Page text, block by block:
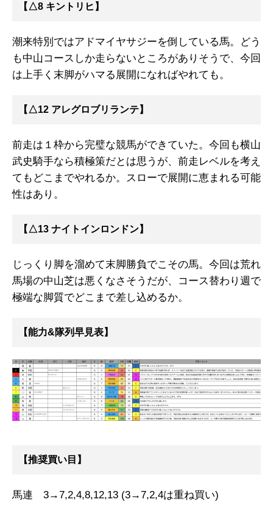
【△8 キントリヒ】
潮来特別ではアドマイヤサジーを倒している馬。どう
も中山コースしか走らないところがありそうで、今回
は上手く末脚がハマる展開になればやれても。
【△12 アレグロブリランテ】
前走は１枠から完璧な競馬ができていた。今回も横山
武史騎手なら積極策だとは思うが、前走レベルを考え
てもどこまでやれるか。スローで展開に恵まれる可能
性はあり。
【△13 ナイトインロンドン】
じっくり脚を溜めて末脚勝負でこその馬。今回は荒れ
馬場の中山芝は悪くなさそうだが、コース替わり週で
極端な脚質でどこまで差し込めるか。
【能力&隊列早見表】
【推奨買い目】
馬連 3→7,2,4,8,12,13 (3→7,2,4は重ね買い)